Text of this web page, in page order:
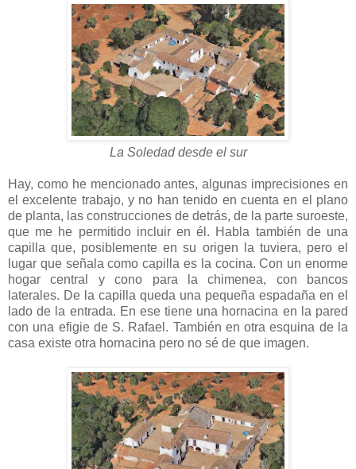
La Soledad desde el sur
Hay, como he mencionado antes, algunas imprecisiones en
el excelente trabajo, y no han tenido en cuenta en el plano
de planta, las construcciones de detrás, de la parte suroeste,
que me he permitido incluir en él. Habla también de una
capilla que, posiblemente en su origen la tuviera, pero el
lugar que señala como capilla es la cocina. Con un enorme
hogar central y cono para la chimenea, con bancos
laterales. De la capilla queda una pequeña espadaña en el
lado de la entrada. En ese tiene una hornacina en la pared
con una efigie de S. Rafael. También en otra esquina de la
casa existe otra hornacina pero no sé de que imagen.